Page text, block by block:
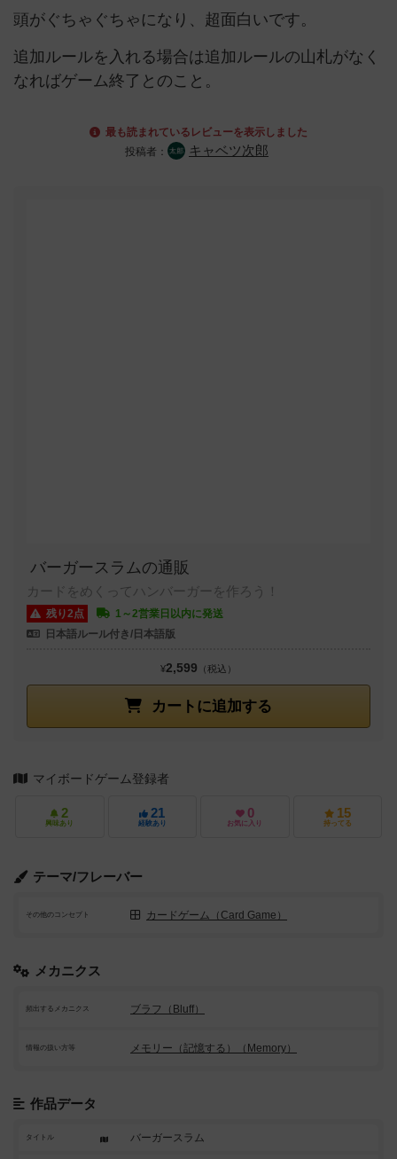
頭がぐちゃぐちゃになり、超面白いです。
追加ルールを入れる場合は追加ルールの山札がなく
なればゲーム終了とのこと。
最も読まれているレビューを表示しました
投稿者：
キャベツ次郎
バーガースラムの通販
カードをめくってハンバーガーを作ろう！
残り2点
1～2営業日以内に発送
日本語ルール付き/日本語版
カートに追加する
¥2,599 （税込）
マイボードゲーム登録者
2
興味あり
21
経験あり
0
お気に入り
15
持ってる
テーマ/フレーバー
その他のコンセプト カードゲーム（Card Game）
メカニクス
頻出するメカニクス ブラフ（Bluff）
情報の扱い方等 メモリー（記憶する）（Memory）
作品データ
タイトル バーガースラム